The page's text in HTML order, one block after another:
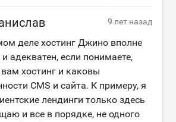
9 лет назад
деле хостинг Джино вполне
адекватен, если понимаете,
хостинг и каковы
CMS и сайта. К примеру, я
лендинги только здесь
и все в порядке, не одного